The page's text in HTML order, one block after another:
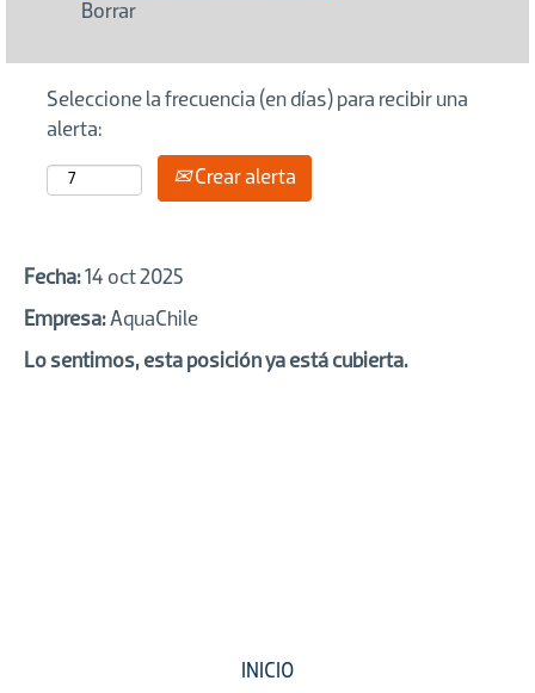
Borrar
Seleccione la frecuencia (en días) para recibir una
alerta:
Crear alerta
Fecha:14 oct 2025
Empresa:AquaChile
Lo sentimos, esta posición ya está cubierta.
INICIO